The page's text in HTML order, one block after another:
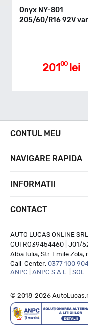
C
Run On Flat
NU
Onyx NY-801
205/60/R16 92V
20100 lei
CONTUL MEU
NAVIGARE RAPIDA
INFORMATII
CONTACT
AUTO LUCAS ONLINE SRL
CUI RO39454460 | J01/
Alba Iulia, Str. Emile Zola,
Call-Center: 0377 100
ANPC
ANPC S.A.L. SOL
© 2018-2026